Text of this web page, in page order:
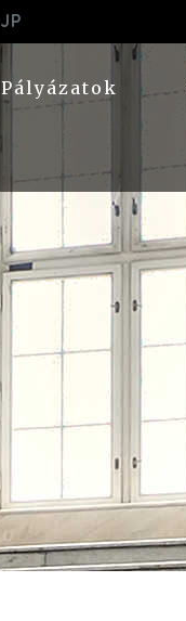
JP
Pályázatok